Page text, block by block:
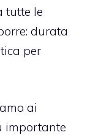
tutte le
durata
per
ai
importante